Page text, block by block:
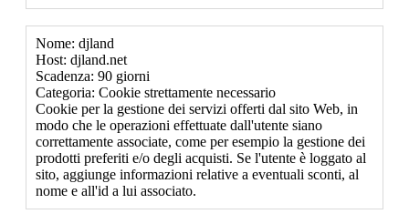
Nome: djland
Host: djland.net
Scadenza: 90 giorni
Categoria: Cookie strettamente necessario
Cookie per la gestione dei servizi offerti dal sito Web, in
modo che le operazioni effettuate dall'utente siano
correttamente associate, come per esempio la gestione dei
prodotti preferiti e/o degli acquisti. Se l'utente è loggato al
sito, aggiunge informazioni relative a eventuali sconti, al
nome e all'id a lui associato.